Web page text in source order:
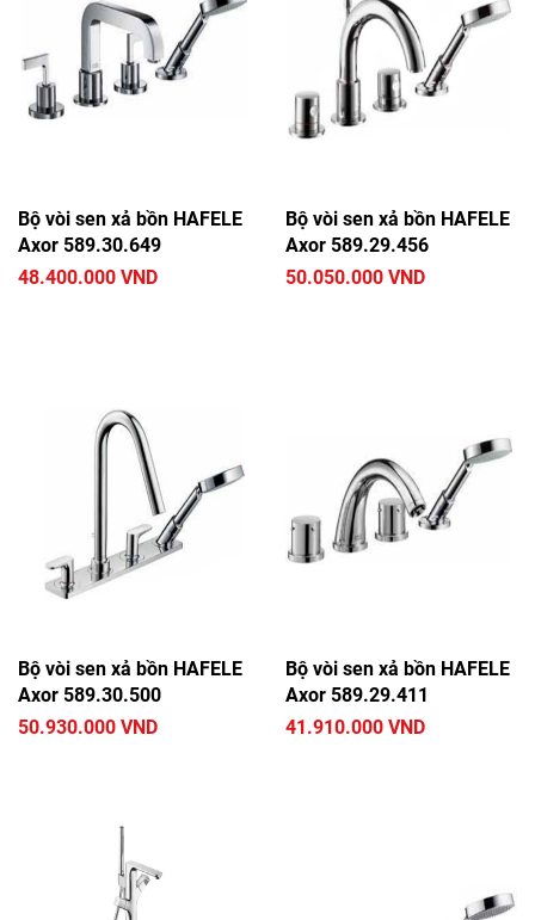
Bộ vòi sen xả bồn HAFELE
Axor 589.30.649
48.400.000 VND
Bộ vòi sen xả bồn HAFELE
Axor 589.29.456
50.050.000 VND
Bộ vòi sen xả bồn HAFELE
Axor 589.30.500
50.930.000 VND
Bộ vòi sen xả bồn HAFELE
Axor 589.29.411
41.910.000 VND